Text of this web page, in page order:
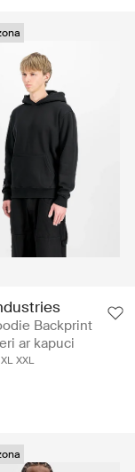
Backprint
ar kapuci
XL XXL